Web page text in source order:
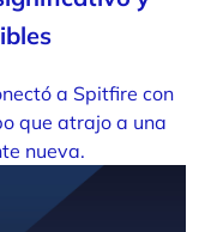
a Spitfire con
que atrajo a una
nueva.